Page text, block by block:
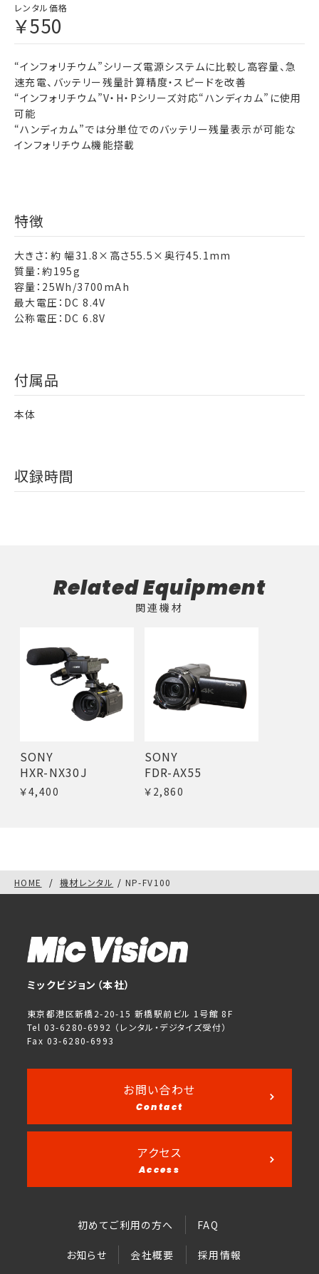
レンタル価格
￥550
“インフォリチウム”シリーズ電源システムに比較し高容量、急
速充電、バッテリー残量計算精度・スピードを改善
“インフォリチウム”V・H・Pシリーズ対応“ハンディカム”に使用
可能
“ハンディカム”では分単位でのバッテリー残量表示が可能な
インフォリチウム機能搭載
特徴
大きさ：約 幅31.8×高さ55.5×奥行45.1mm
質量：約195g
容量：25Wh/3700mAh
最大電圧：DC 8.4V
公称電圧：DC 6.8V
付属品
本体
収録時間
Related Equipment
関連機材
SONY
HXR-NX30J
￥4,400
SONY
FDR-AX55
￥2,860
HOME 機材レンタル NP-FV100
ミックビジョン（本社）
東京都港区新橋2-20-15 新橋駅前ビル 1号館 8F
Tel 03-6280-6992 （レンタル・デジタイズ受付）
Fax 03-6280-6993
お問い合わせ
Contact
アクセス
Access
初めてご利用の方へ FAQ
お知らせ 会社概要 採用情報